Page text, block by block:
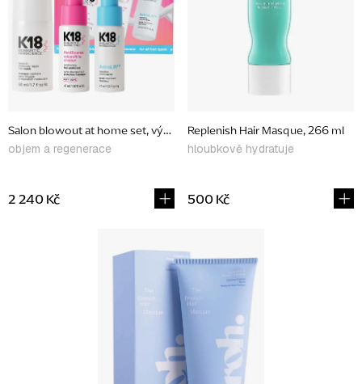
o
d
u
k
ů
Salon blowout at home set, výhodný set
objem a regenerace
2 240 Kč
Replenish Hair Masque, 266 ml
hloubkově hydratuje
500 Kč